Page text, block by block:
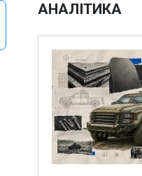
АНАЛІТИКА